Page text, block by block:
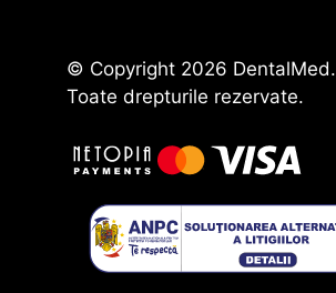
© Copyright 2026 DentalMed.
Toate drepturile rezervate.